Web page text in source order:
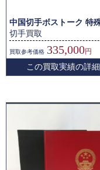
切手買取
買取参考価格 335,000円
この買取実績の詳細